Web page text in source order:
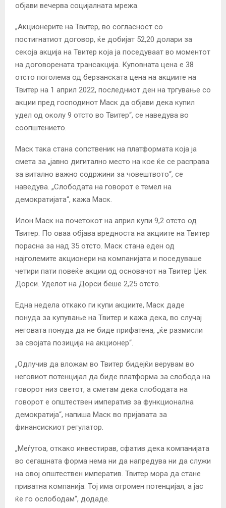
објави вечерва социјалната мрежа.
„Акционерите на Твитер, во согласност со
постигнатиот договор, ќе добијат 52,20 долари за
секоја акција на Твитер која ја поседуваат во моментот
на договорената трансакција. Куповната цена е 38
отсто поголема од берзанската цена на акциите на
Твитер на 1 април 2022, последниот ден на тргување со
акции пред господинот Маск да објави дека купил
удел од околу 9 отсто во Твитер“, се наведува во
соопштението.
Маск така стана сопственик на платформата која ја
смета за „јавно дигитално место на кое ќе се расправа
за витално важно содржини за човештвото“, се
наведува. „Слободата на говорот е темел на
демократијата“, кажа Маск.
Илон Маск на почетокот на април купи 9,2 отсто од
Твитер. По оваа објава вредноста на акциите на Твитер
порасна за над 35 отсто. Маск стана еден од
најголемите акционери на компанијата и поседуваше
четири пати повеќе акции од основачот на Твитер Џек
Дорси. Уделот на Дорси беше 2,25 отсто.
Една недела откако ги купи акциите, Маск даде
понуда за купување на Твитер и кажа дека, во случај
неговата понуда да не биде прифатена, „ќе размисли
за својата позиција на акционер“.
„Одлучив да вложам во Твитер бидејќи верувам во
неговиот потенцијал да биде платформа за слобода на
говорот низ светот, а сметам дека слободата на
говорот е општествен императив за функционална
демократија“, напиша Маск во пријавата за
финансискиот регулатор.
„Меѓутоа, откако инвестирав, сфатив дека компанијата
во сегашната форма нема ни да напредува ни да служи
на овој општествен императив. Твитер мора да стане
приватна компанија. Тој има огромен потенцијал, а јас
ќе го ослободам“, додаде.